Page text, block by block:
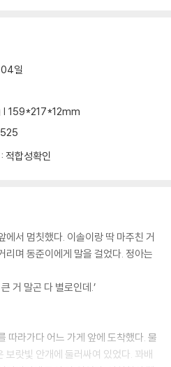
일
159*217*12mm
적합성확인
서 멈칫했다. 이솔이랑 딱 마주친 거
리며 동준이에게 말을 걸었다. 정아는
거 말곤 다 별로인데.’
따라가다 어느 가게 앞에 도착했다. 물
보랏빛 안개에 둘러싸여 있었다. 꽈배